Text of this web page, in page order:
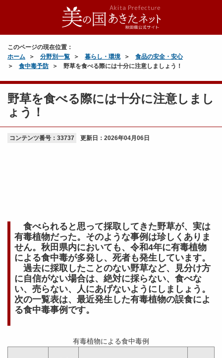
このページの現在位置：
ホーム
分野別一覧 暮らし・環境
食品の安全・安心
食中毒予防
野草を食べる際には十分に注意しましょう！
野草を食べる際には十分に注意しまし
ょう！
コンテンツ番号：33737 更新日： 2026年04月06日
食べられると思って採取してきた野草が、実は
有毒植物だった。そのような事例は珍しくありま
せん。秋田県内においても、令和4年に有毒植物
による食中毒が多発し、死者も発生しています。
過去に採取したことのない野草など、見分け方
に自信がない場合は、 絶対に採らない、食べな
い、売らない、人にあげないようにしましょう。
次の一覧表は、最近発生した有毒植物の誤食によ
る食中毒事例です。
有毒植物による食中毒例